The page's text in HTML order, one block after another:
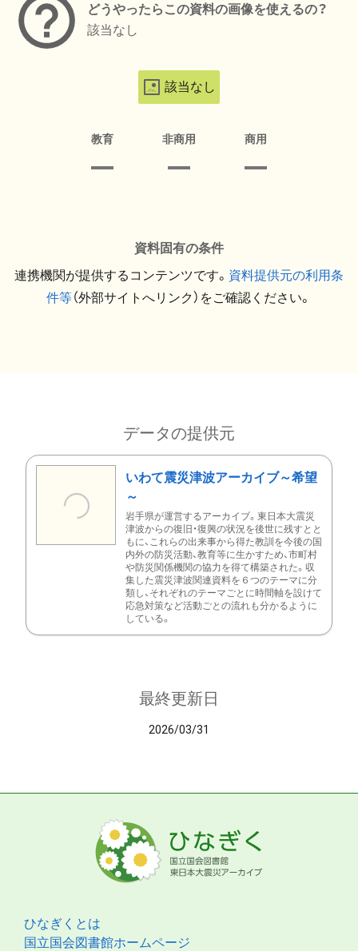
どうやったらこの資料の画像を使えるの？
該当なし
該当なし
教育 非商用 商用
資料固有の条件
連携機関が提供するコンテンツです。 資料提供元の利用条
件等（外部サイトへリンク）をご確認ください。
データの提供元
いわて震災津波アーカイブ～希望
～
岩手県が運営するアーカイブ。東日本大震災
津波からの復旧・復興の状況を後世に残すとと
もに、これらの出来事から得た教訓を今後の国
内外の防災活動、教育等に生かすため、市町村
や防災関係機関の協力を得て構築された。収
集した震災津波関連資料を６つのテーマに分
類し、それぞれのテーマごとに時間軸を設けて
応急対策など活動ごとの流れも分かるように
している。
最終更新日
2026/03/31
ひなぎくとは
国立国会図書館ホームページ